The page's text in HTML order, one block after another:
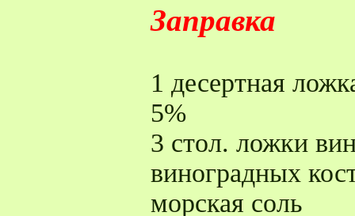
Заправка
1 десертная
5%
3 стол. ложки
виноградных
морская соль